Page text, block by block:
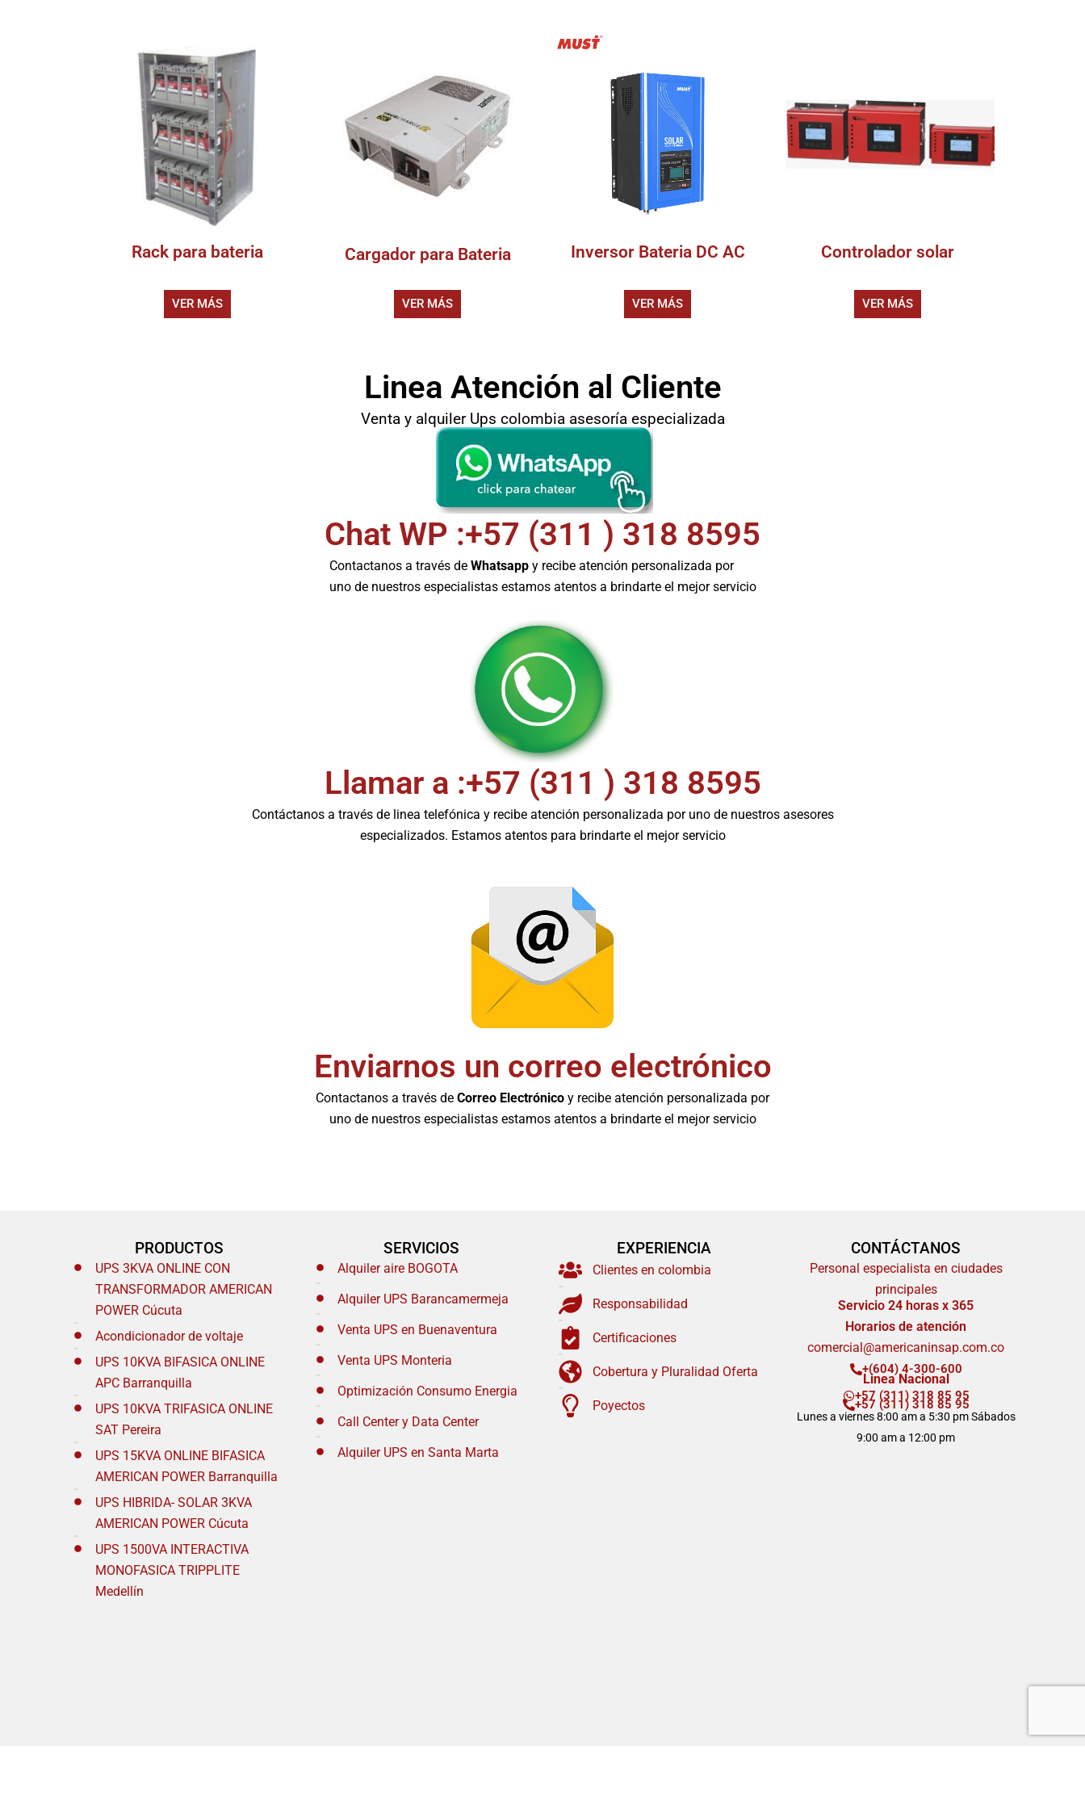
Rack para bateria Cargador para Bateria Inversor Bateria DC AC Controlador solar
VER MÁS VER MÁS VER MÁS VER MÁS
Linea Atención al Cliente
Venta y alquiler Ups colombia asesoría especializada
Chat WP :+57 (311 ) 318 8595
Contactanos a través de Whatsappy recibe atención personalizada por
uno de nuestros especialistas estamos atentos a brindarte el mejor servicio
Llamar a :+57 (311 ) 318 8595
Contáctanos a través de linea telefónica y recibe atención personalizada por uno de nuestros asesores
especializados. Estamos atentos para brindarte el mejor servicio
Enviarnos un correo electrónico
Contactanos a través de Correo Electrónico y recibe atención personalizada por
uno de nuestros especialistas estamos atentos a brindarte el mejor servicio
PRODUCTOS
UPS 3KVA ONLINE CON
TRANSFORMADOR AMERICAN
POWER Cúcuta
Acondicionador de voltaje
UPS 10KVA BIFASICA ONLINE
APC Barranquilla
UPS 10KVA TRIFASICA ONLINE
SAT Pereira
UPS 15KVA ONLINE BIFASICA
AMERICAN POWER Barranquilla
UPS HIBRIDA- SOLAR 3KVA
AMERICAN POWER Cúcuta
UPS 1500VA INTERACTIVA
MONOFASICA TRIPPLITE
Medellín
SERVICIOS
Alquiler aire BOGOTA
Alquiler UPS Barancamermeja
Venta UPS en Buenaventura
Venta UPS Monteria
Optimización Consumo Energia
Call Center y Data Center
Alquiler UPS en Santa Marta
EXPERIENCIA
Clientes en colombia
Responsabilidad
Certificaciones
Cobertura y Pluralidad Oferta
Poyectos
CONTÁCTANOS
Personal especialista en ciudades
principales
Servicio 24 horas x 365
Horarios de atención
comercial@americaninsap.com.co
+(604) 4-300-600
Linea Nacional
+57 (311) 318 85 95
+57 (311) 318 85 95
Lunes a viernes 8:00 am a 5:30 pm Sábados
9:00 am a 12:00 pm